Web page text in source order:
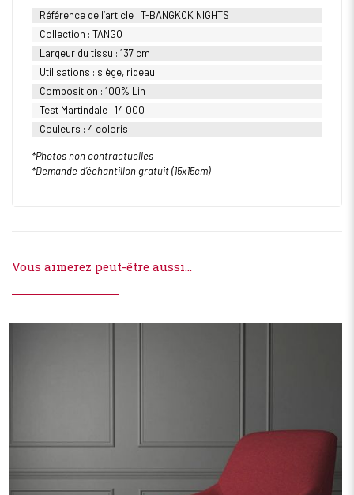
Référence de l’article : T-BANGKOK NIGHTS
Collection : TANGO
Largeur du tissu : 137 cm
Utilisations : siège, rideau
Composition : 100% Lin
Test Martindale : 14 000
Couleurs : 4 coloris
*Photos non contractuelles
*Demande d’échantillon gratuit (15x15cm)
Vous aimerez peut-être aussi…